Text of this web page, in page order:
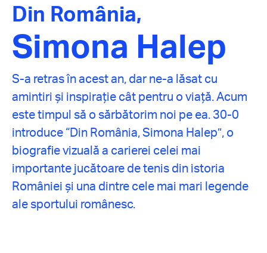
Din România,
Simona Halep
S-a retras în acest an, dar ne-a lăsat cu
amintiri și inspirație cât pentru o viață. Acum
este timpul să o sărbătorim noi pe ea. 30-0
introduce “Din România, Simona Halep”, o
biografie vizuală a carierei celei mai
importante jucătoare de tenis din istoria
României și una dintre cele mai mari legende
ale sportului românesc.